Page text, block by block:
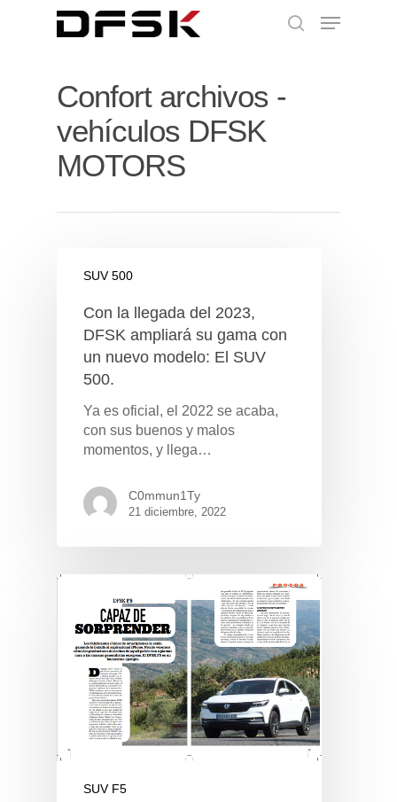
Pulse Enter para buscar o ESC para cerrar
Confort archivos -
vehículos DFSK
MOTORS
SUV 500
Con la llegada del 2023,
DFSK ampliará su gama con
un nuevo modelo: El SUV
500.
Ya es oficial, el 2022 se acaba,
con sus buenos y malos
momentos, y llega…
C0mmun1Ty
21 diciembre, 2022
SUV F5